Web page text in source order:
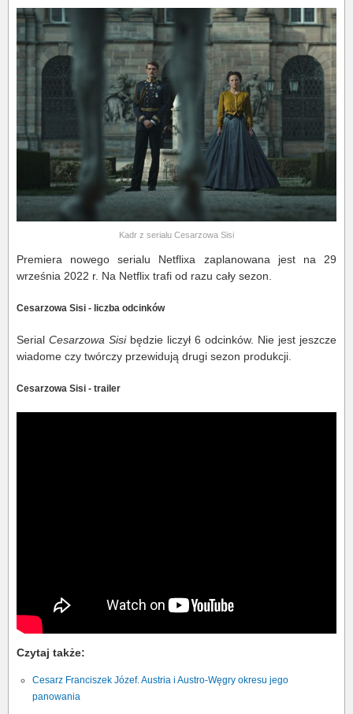
Kadr z serialu Cesarzowa Sisi
Premiera nowego serialu Netflixa zaplanowana jest na 29
września 2022 r. Na Netflix trafi od razu cały sezon.
Cesarzowa Sisi - liczba odcinków
Serial Cesarzowa Sisibędzie liczył 6 odcinków. Nie jest jeszcze
wiadome czy twórczy przewidują drugi sezon produkcji.
Cesarzowa Sisi - trailer
Czytaj także:
Cesarz Franciszek Józef. Austria i Austro-Węgry okresu jego
panowania